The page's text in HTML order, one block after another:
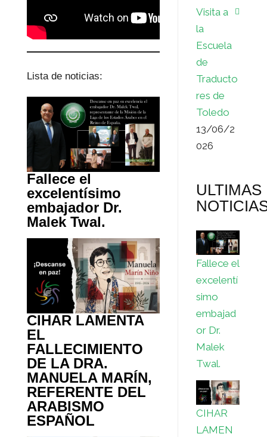
Lista de noticias:
Fallece el
excelentísimo
embajador Dr.
Malek Twal.
CIHAR LAMENTA
EL
FALLECIMIENTO
DE LA DRA.
MANUELA MARÍN,
REFERENTE DEL
ARABISMO
ESPAÑOL
Visita a
la
Escuela
de
Traducto
res de
Toledo
13/06/2
026
ULTIMAS
Fallece el
excelentí
simo
embajad
or Dr.
Malek
Twal.
CIHAR
LAMEN